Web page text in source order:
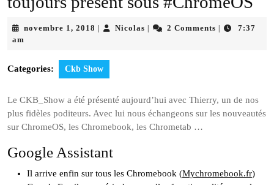
novembre 1, 2018 novembre
Nicolas Nicolas2 Comments
7:37
am
Categories: Ckb Show
Le CKB_Show a été présenté aujourd’hui avec Thierry, un de nos
plus fidèles poditeurs. Avec lui nous échangeons sur les nouveautés
sur ChromeOS, les Chromebook, les Chrometab …
Google Assistant
Il arrive enfin sur tous les Chromebook (Mychromebook.fr)